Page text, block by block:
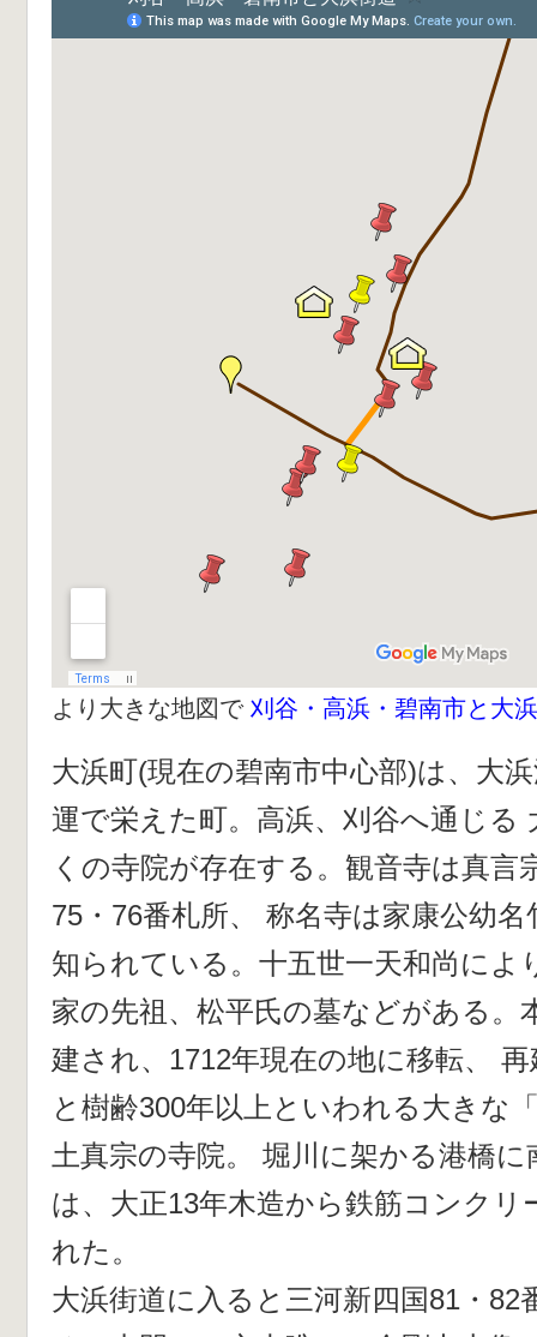
より大きな地図で 刈谷・高浜・碧南市と大
大浜町(現在の碧南市中心部)は、大
運で栄えた町。高浜、刈谷へ通じる
くの寺院が存在する。観音寺は真言
75・76番札所、 称名寺は家康公幼
知られている。十五世一天和尚によ
家の先祖、松平氏の墓などがある。
建され、1712年現在の地に移転、
と樹齢300年以上といわれる大きな
土真宗の寺院。 堀川に架かる港橋
は、大正13年木造から鉄筋コンクリ
れた。
大浜街道に入ると三河新四国81・82